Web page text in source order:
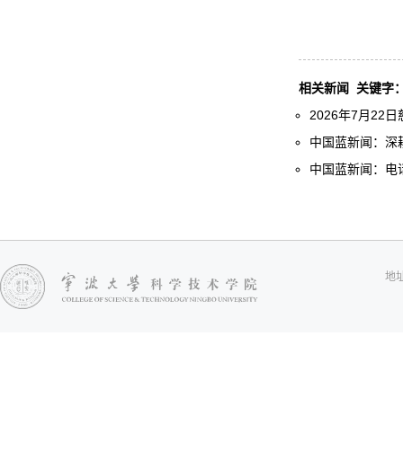
相关新闻
关键字
2026年7月22日
中国蓝新闻：深
中国蓝新闻：电
地